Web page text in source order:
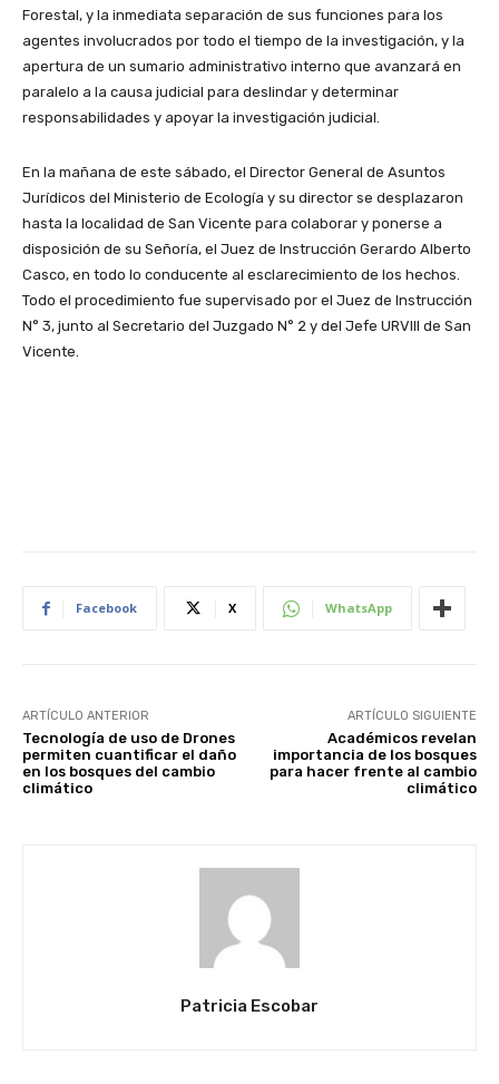
Forestal, y la inmediata separación de sus funciones para los
agentes involucrados por todo el tiempo de la investigación, y la
apertura de un sumario administrativo interno que avanzará en
paralelo a la causa judicial para deslindar y determinar
responsabilidades y apoyar la investigación judicial.
En la mañana de este sábado, el Director General de Asuntos
Jurídicos del Ministerio de Ecología y su director se desplazaron
hasta la localidad de San Vicente para colaborar y ponerse a
disposición de su Señoría, el Juez de Instrucción Gerardo Alberto
Casco, en todo lo conducente al esclarecimiento de los hechos.
Todo el procedimiento fue supervisado por el Juez de Instrucción
N° 3, junto al Secretario del Juzgado N° 2 y del Jefe URVIII de San
Vicente.
Facebook X WhatsApp
ARTÍCULO ANTERIOR
Tecnología de uso de Drones
permiten cuantificar el daño
en los bosques del cambio
climático
ARTÍCULO SIGUIENTE
Académicos revelan
importancia de los bosques
para hacer frente al cambio
climático
Patricia Escobar